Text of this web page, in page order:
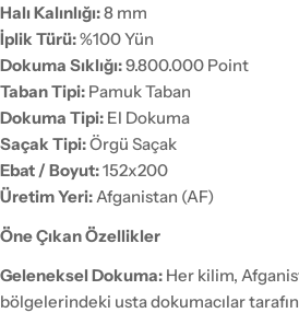
Halı Kalınlığı:8 mm
İplik Türü:%100 Yün
Dokuma Sıklığı:9.800.000 Point
Taban Tipi: Pamuk Taban
Dokuma Tipi: El Dokuma
Saçak Tipi:Örgü Saçak
Ebat / Boyut:152x200
Üretim Yeri:Afganistan (AF)
Öne Çıkan Özellikler
Geleneksel Dokuma: Her kilim,
bölgelerindeki usta dokumacılar